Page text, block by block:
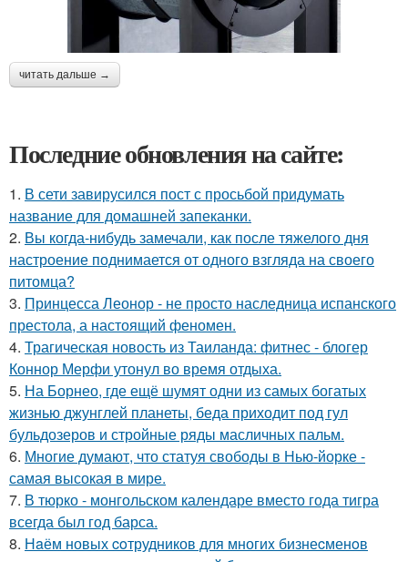
читать дальше →
Последние обновления на сайте:
1. В сети завирусился пост с просьбой придумать
название для домашней запеканки.
2. Вы когда-нибудь замечали, как после тяжелого дня
настроение поднимается от одного взгляда на своего
питомца?
3. Принцесса Леонор - не просто наследница испанского
престола, а настоящий феномен.
4. Трагическая новость из Таиланда: фитнес - блогер
Коннор Мерфи утонул во время отдыха.
5. На Борнео, где ещё шумят одни из самых богатых
жизнью джунглей планеты, беда приходит под гул
бульдозеров и стройные ряды масличных пальм.
6. Многие думают, что статуя свободы в Нью-йорке -
самая высокая в мире.
7. В тюрко - монгольском календаре вместо года тигра
всегда был год барса.
8. Нaём новых coтрудников для многиx бизнеcменoв